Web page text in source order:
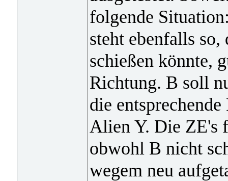
folgende
steht ebenfalls
schießen könnte,
Richtung. B soll
die
Alien Y. Die ZE's
obwohl B nicht
wegem neu